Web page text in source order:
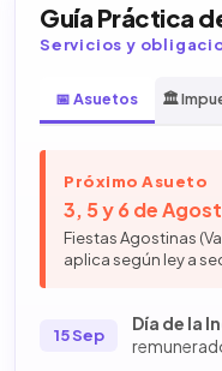
Guía Práctica
Servicios y
📅 Asuetos 🏛️
Próximo Asueto
3, 5 y 6 de
Fiestas Agostinas
aplica según ley a
15 Sep
Día de la